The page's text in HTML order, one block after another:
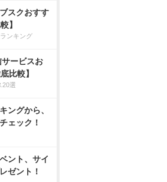
スクおすす
】
ンキング
ービスお
比較】
20選
ングから、
ェック！
ント、サイ
ゼント！